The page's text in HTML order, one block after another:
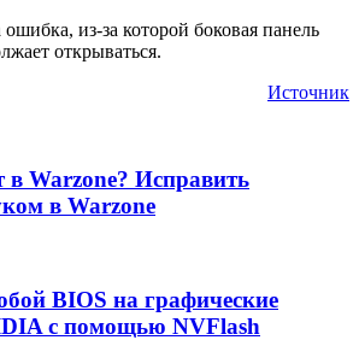
из-за которой боковая панель
открываться.
Источник
в Warzone? Исправить
в Warzone
BIOS на графические
с помощью NVFlash